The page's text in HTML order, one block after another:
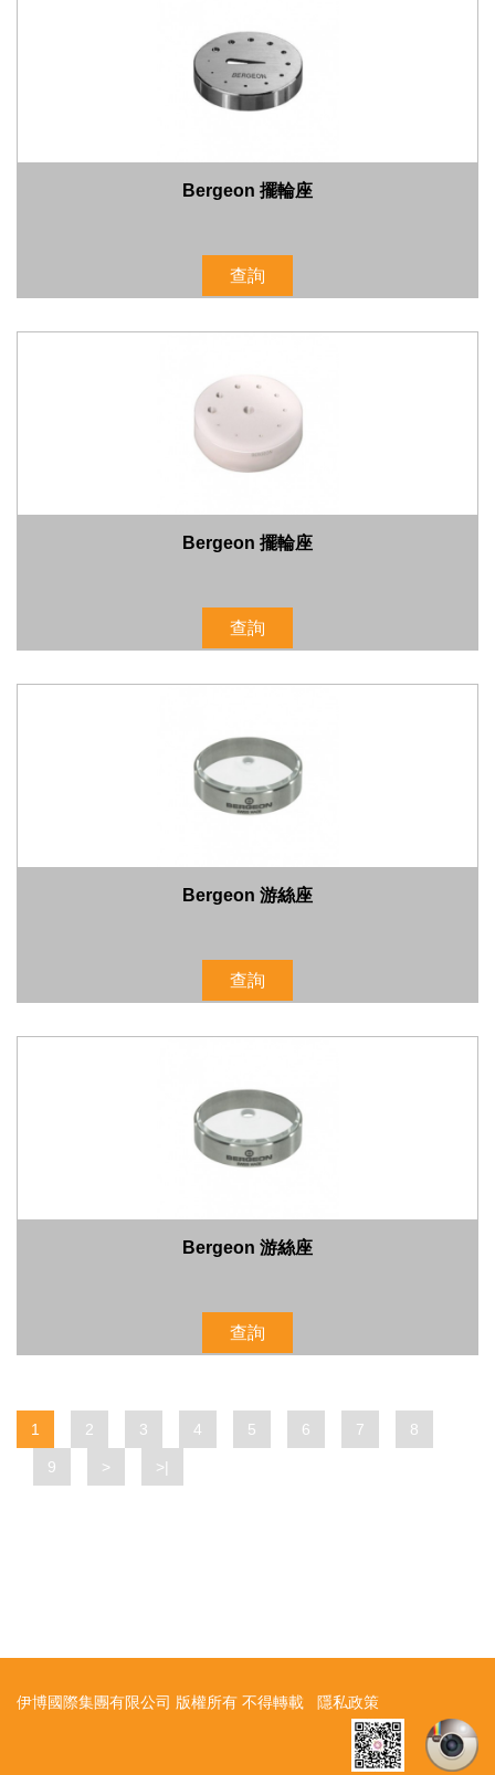
Bergeon 擺輪座
查詢
Bergeon 擺輪座
查詢
Bergeon 游絲座
查詢
Bergeon 游絲座
查詢
1 2 3 4 5 6 7 8
9 > >|
伊博國際集團有限公司 版權所有 不得轉載 隱私政策